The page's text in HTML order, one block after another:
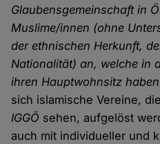
Glaubensgemeinschaft in
Muslime/innen (ohne
der ethnischen Herkunft,
Nationalität) an, welche in
ihren Hauptwohnsitz
sich islamische Vereine,
IGGÖ sehen, aufgelöst
auch mit individueller und